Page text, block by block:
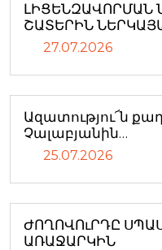
ԼԻՑԵՆԶԱՎՈՐՄԱՆ
ՇԱՏԵՐԻՆ
27.07.2026
Ազատությու՜ն
Չալաբյանին…
25.07.2026
ԺՈՂՈՎՈւՐԴԸ
ԱՌԱՋԱՐԿԻՆ